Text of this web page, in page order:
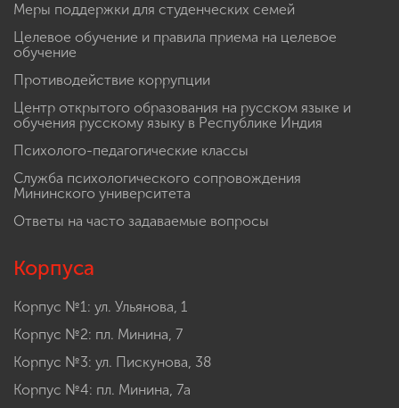
Меры поддержки для студенческих семей
Целевое обучение и правила приема на целевое
обучение
Противодействие коррупции
Центр открытого образования на русском языке и
обучения русскому языку в Республике Индия
Психолого-педагогические классы
Служба психологического сопровождения
Мининского университета
Ответы на часто задаваемые вопросы
Корпуса
Корпус №1: ул. Ульянова, 1
Корпус №2: пл. Минина, 7
Корпус №3: ул. Пискунова, 38
Корпус №4: пл. Минина, 7а